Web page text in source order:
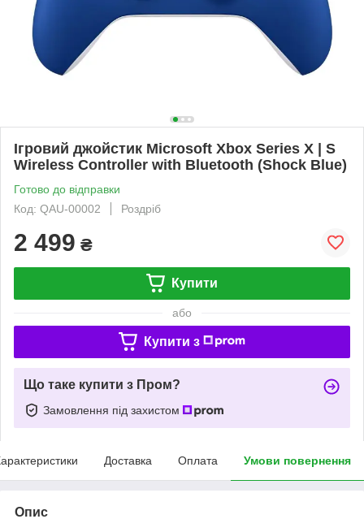
Ігровий джойстик Microsoft Xbox Series X | S
Wireless Controller with Bluetooth (Shock Blue)
Готово до відправки
Код: QAU-00002
Роздріб
2 499 ₴
Купити
або
Купити з
Що таке купити з Пром?
Замовлення під захистом
Доставка Оплата Умови повернення
Опис